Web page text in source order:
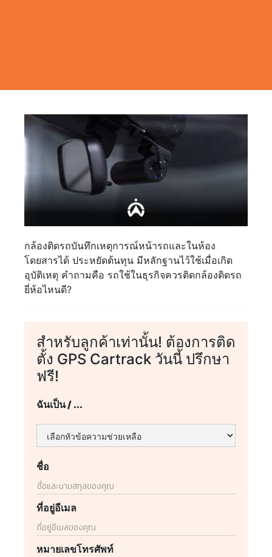
สำหรับลูกค้าเท่านั้น! ต้องการติด
ตั้ง GPS Cartrack วันนี้ ปรึกษา
ฟรี!
ฉันเป็น / ...
ชื่อ
ที่อยู่อีเมล
หมายเลขโทรศัพท์
กล้องติดรถบันทึกเหตุการณ์หน้ารถและในห้อง
โดยสารได้ ประหยัดต้นทุน มีหลักฐานไว้ใช้เมื่อเกิด
อุบัติเหตุ คำถามคือ รถใช้ในธุรกิจควรติดกล้องติดรถ
ยี่ห้อไหนดี?